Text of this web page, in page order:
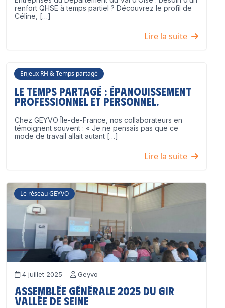
renfort QHSE à temps partiel ? Découvrez le profil de
Céline, […]
Lire la suite
Enjeux RH & Temps partagé
17 juillet 2025 Geyvo
Le temps partagé : épanouissement
professionnel ET personnel.
Chez GEYVO Île-de-France, nos collaborateurs en
témoignent souvent : « Je ne pensais pas que ce
mode de travail allait autant […]
Lire la suite
Le réseau GEYVO
4 juillet 2025 Geyvo
Assemblée Générale 2025 du GIR
Vallée de Seine